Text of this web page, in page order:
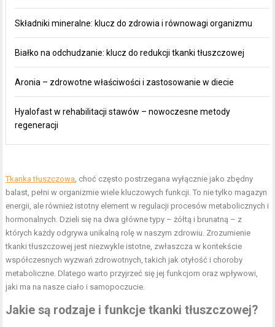
Składniki mineralne: klucz do zdrowia i równowagi organizmu
Białko na odchudzanie: klucz do redukcji tkanki tłuszczowej
Aronia – zdrowotne właściwości i zastosowanie w diecie
Hyalofast w rehabilitacji stawów – nowoczesne metody
regeneracji
Tkanka tłuszczowa, choć często postrzegana wyłącznie jako zbędny
balast, pełni w organizmie wiele kluczowych funkcji. To nie tylko magazyn
energii, ale również istotny element w regulacji procesów metabolicznych i
hormonalnych. Dzieli się na dwa główne typy – żółtą i brunatną – z
których każdy odgrywa unikalną rolę w naszym zdrowiu. Zrozumienie
tkanki tłuszczowej jest niezwykle istotne, zwłaszcza w kontekście
współczesnych wyzwań zdrowotnych, takich jak otyłość i choroby
metaboliczne. Dlatego warto przyjrzeć się jej funkcjom oraz wpływowi,
jaki ma na nasze ciało i samopoczucie.
Jakie są rodzaje i funkcje tkanki tłuszczowej?